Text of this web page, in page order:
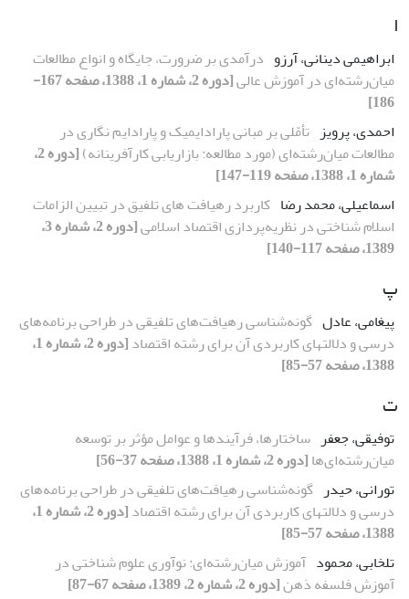
ا
ابراهیمى دینانى، آرزو درآمدى بر ضرورت، جایگاه و انواع مطالعات
میان‌رشته‌اى در آموزش عالى
[دوره 2، شماره 1، 1388، صفحه 167-
186]
احمدی، پرویز تأمّلى بر مبانى پارادایمیک و پارادایم نگارى در
مطالعات میان‌رشته‌اى (مورد مطالعه: بازاریابى کارآفرینانه)
[دوره 2،
شماره 1، 1388، صفحه 119-147]
اسماعیلی، محمد رضا کاربرد رهیافت های تلفیق در تبیین الزامات
اسلام شناختی در نظریه‌پردازی اقتصاد اسلامی
[دوره 2، شماره 3،
1389، صفحه 117-140]
پ
پیغامی، عادل گونه‌شناسى رهیافت‌هاى تلفیقى در طراحى برنامه‌هاى
درسى و دلالتهاى کاربردى آن براى رشته اقتصاد
[دوره 2، شماره 1،
1388، صفحه 57-85]
ت
توفیقی، جعفر ساختارها، فرآیندها و عوامل مؤثر بر توسعه
میان‌رشته‌اى‌ها[دوره 2، شماره 1، 1388، صفحه 37-56]
تورانی، حیدر گونه‌شناسى رهیافت‌هاى تلفیقى در طراحى برنامه‌هاى
درسى و دلالتهاى کاربردى آن براى رشته اقتصاد
[دوره 2، شماره 1،
1388، صفحه 57-85]
تلخابی، محمود آموزش میان‌رشته‌ای: نوآوری علوم شناختی در
آموزش فلسفه ذهن[دوره 2، شماره 2، 1389، صفحه 67-87]